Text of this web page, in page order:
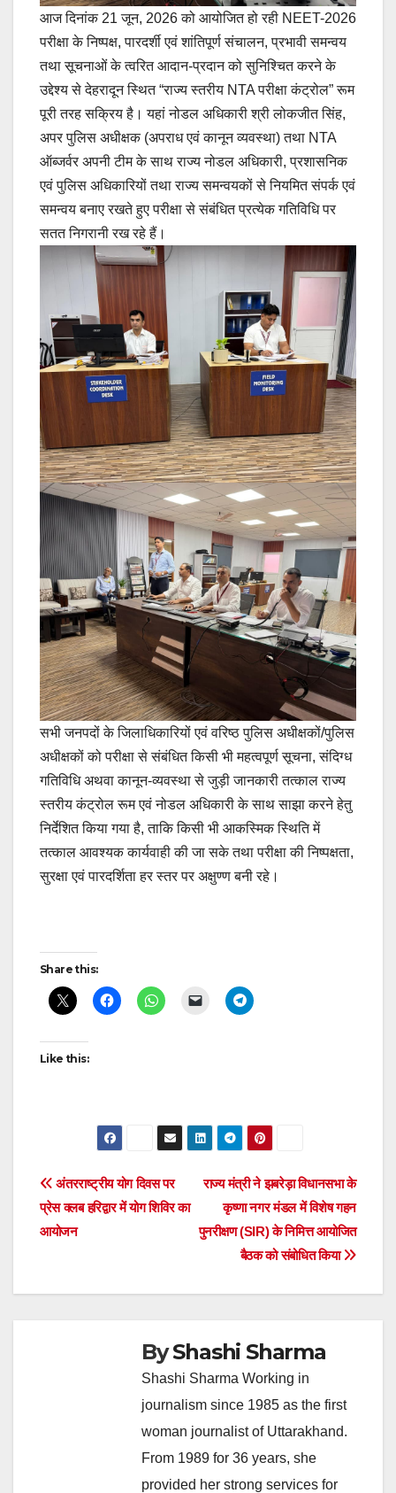
आज दिनांक 21 जून, 2026 को आयोजित हो रही NEET-2026
परीक्षा के निष्पक्ष, पारदर्शी एवं शांतिपूर्ण संचालन, प्रभावी समन्वय
तथा सूचनाओं के त्वरित आदान-प्रदान को सुनिश्चित करने के
उद्देश्य से देहरादून स्थित “राज्य स्तरीय NTA परीक्षा कंट्रोल” रूम
पूरी तरह सक्रिय है। यहां नोडल अधिकारी श्री लोकजीत सिंह,
अपर पुलिस अधीक्षक (अपराध एवं कानून व्यवस्था) तथा NTA
ऑब्जर्वर अपनी टीम के साथ राज्य नोडल अधिकारी, प्रशासनिक
एवं पुलिस अधिकारियों तथा राज्य समन्वयकों से नियमित संपर्क एवं
समन्वय बनाए रखते हुए परीक्षा से संबंधित प्रत्येक गतिविधि पर
सतत निगरानी रख रहे हैं।
सभी जनपदों के जिलाधिकारियों एवं वरिष्ठ पुलिस अधीक्षकों/पुलिस
अधीक्षकों को परीक्षा से संबंधित किसी भी महत्वपूर्ण सूचना, संदिग्ध
गतिविधि अथवा कानून-व्यवस्था से जुड़ी जानकारी तत्काल राज्य
स्तरीय कंट्रोल रूम एवं नोडल अधिकारी के साथ साझा करने हेतु
निर्देशित किया गया है, ताकि किसी भी आकस्मिक स्थिति में
तत्काल आवश्यक कार्यवाही की जा सके तथा परीक्षा की निष्पक्षता,
सुरक्षा एवं पारदर्शिता हर स्तर पर अक्षुण्ण बनी रहे।
Post
navigation
Share this:
Like this:
Post
navigation
राज्य मंत्री ने झबरेड़ा विधानसभा के
कृष्णा नगर मंडल में विशेष गहन
पुनरीक्षण (SIR) के निमित्त आयोजित
बैठक को संबोधित किया
अंतरराष्ट्रीय योग दिवस पर
प्रेस क्लब हरिद्वार में योग शिविर का
आयोजन
ByShashi Sharma
Shashi Sharma Working in
journalism since 1985 as the first
woman journalist of Uttarakhand.
From 1989 for 36 years, she
provided her strong services for